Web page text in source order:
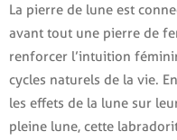
La pierre de lune est
avant tout une pierre de
renforcer l’intuition
cycles naturels de la vie.
les effets de la lune sur
pleine lune, cette